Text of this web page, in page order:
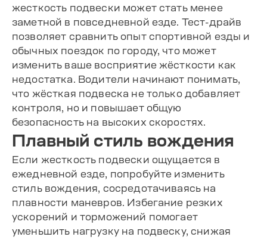
жесткость подвески может стать менее
заметной в повседневной езде. Тест-драйв
позволяет сравнить опыт спортивной езды и
обычных поездок по городу, что может
изменить ваше восприятие жёсткости как
недостатка. Водители начинают понимать,
что жёсткая подвеска не только добавляет
контроля, но и повышает общую
безопасность на высоких скоростях.
Плавный стиль вождения
Если жесткость подвески ощущается в
ежедневной езде, попробуйте изменить
стиль вождения, сосредотачиваясь на
плавности маневров. Избегание резких
ускорений и торможений помогает
уменьшить нагрузку на подвеску, снижая